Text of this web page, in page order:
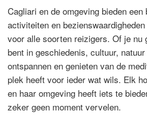
Cagliari en de omgeving bieden een
activiteiten en
voor alle soorten reizigers. Of je nu
bent in geschiedenis, cultuur,
ontspannen en genieten van de
plek heeft voor ieder wat wils. Elk
en haar omgeving heeft iets te
zeker geen moment vervelen.